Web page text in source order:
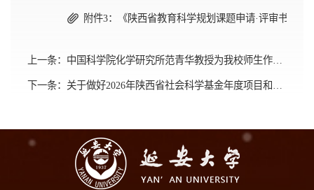
附件3：《陕西省教育科学规划课题申请·评审书》及
上一条：
下一条：